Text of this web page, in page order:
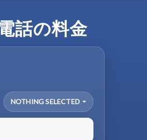
話の料金
NOTHING SELECTED